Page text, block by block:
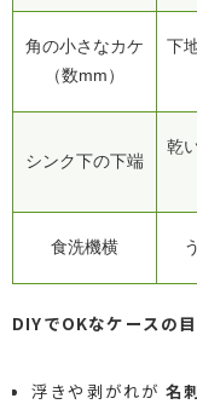
角の小さなカケ
（数mm）
下
シンク下の下端
乾
食洗機横
DIYでOKなケースの
浮きや剥がれが 名